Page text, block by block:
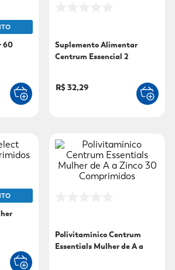
xg
60
Suplemento Alimentar
Centrum Essencial 2
R$ 32,29
Polivitamínico Centrum
Essentials Mulher de A a